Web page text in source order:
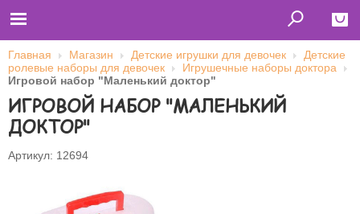
Close
Главная
Футболки
Толстовки (кенгурушки)
Свитшоты
Лонгсливы
Оплата и доставка
Главная Магазин Детские игрушки для девочек
Детские
ролевые наборы для девочек
Игрушечные наборы доктора
Игровой набор "Маленький доктор"
ИГРОВОЙ НАБОР "МАЛЕНЬКИЙ
ДОКТОР"
Артикул: 12694